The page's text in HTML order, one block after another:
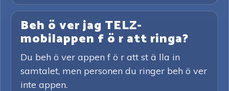
Beh ö ver jag TELZ-
mobilappen f ö r att ringa?
Du beh ö ver appen f ö r att st ä lla in
samtalet, men personen du ringer beh ö ver
inte appen.